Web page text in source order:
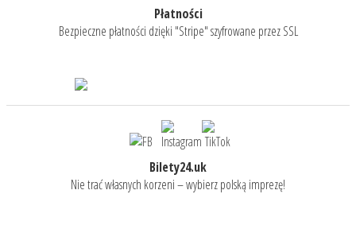
Płatności
Bezpieczne płatności dzięki "Stripe" szyfrowane przez SSL
Bilety24.uk
Nie trać własnych korzeni – wybierz polską imprezę!